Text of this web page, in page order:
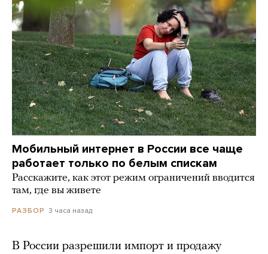
Мобильный интернет в России все чаще
работает только по белым спискам
Расскажите, как этот режим ограничений вводится
там, где вы живете
РАЗБОР 3 часа назад
В России разрешили импорт и продажу